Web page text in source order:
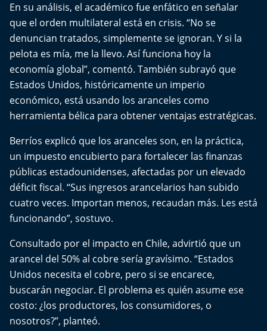
Sesiones Dieciocheras
Expreso PM
Conecta Vida
El Mejor País de Chile
Te invito a tomar once
Bío Bío en Ruta
Especiales
Motorfem
Agenda Propia
Chile, Historia de 30 años
En su análisis, el académico fue enfático en señalar
que el orden multilateral está en crisis. “No se
denuncian tratados, simplemente se ignoran. Y si la
pelota es mía, me la llevo. Así funciona hoy la
economía global”, comentó. También subrayó que
Estados Unidos, históricamente un imperio
económico, está usando los aranceles como
herramienta bélica para obtener ventajas estratégicas.
Berríos explicó que los aranceles son, en la práctica,
un impuesto encubierto para fortalecer las finanzas
públicas estadounidenses, afectadas por un elevado
déficit fiscal. “Sus ingresos arancelarios han subido
cuatro veces. Importan menos, recaudan más. Les está
funcionando”, sostuvo.
Consultado por el impacto en Chile, advirtió que un
arancel del 50% al cobre sería gravísimo. “Estados
Unidos necesita el cobre, pero si se encarece,
buscarán negociar. El problema es quién asume ese
costo: ¿los productores, los consumidores, o
nosotros?”, planteó.